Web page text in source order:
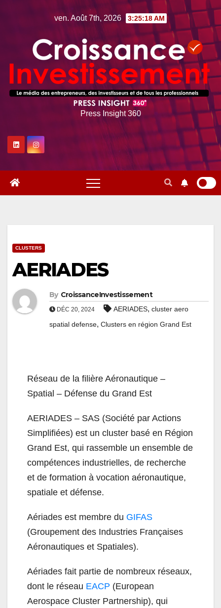
ven. Août 7th, 2026 3:25:18 AM
Press Insight 360
CLUSTERS
AERIADES
By CroissanceInvestissement
DÉC 20, 2024 AERIADES, cluster aero
spatial defense, Clusters en région Grand Est
Réseau de la filière Aéronautique –
Spatial – Défense du Grand Est
AERIADES – SAS (Société par Actions
Simplifiées) est un cluster basé en Région
Grand Est, qui rassemble un ensemble de
compétences industrielles, de recherche
et de formation à vocation aéronautique,
spatiale et défense.
Aériades est membre du GIFAS
(Groupement des Industries Françaises
Aéronautiques et Spatiales).
Aériades fait partie de nombreux réseaux,
dont le réseau EACP (European
Aerospace Cluster Partnership), qui